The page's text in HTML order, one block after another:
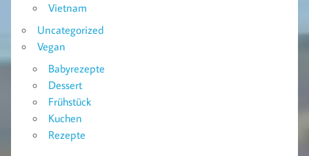
Vietnam
Uncategorized
Vegan
Babyrezepte
Dessert
Frühstück
Kuchen
Rezepte